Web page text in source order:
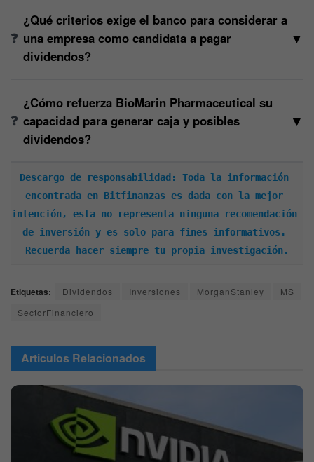
¿Qué criterios exige el banco para considerar a
una empresa como candidata a pagar
dividendos?
▼
¿Cómo refuerza BioMarin Pharmaceutical su
capacidad para generar caja y posibles
dividendos?
▼
Descargo de responsabilidad: Toda la información
encontrada en Bitfinanzas es dada con la mejor
intención, esta no representa ninguna recomendación
de inversión y es solo para fines informativos.
Recuerda hacer siempre tu propia investigación.
Etiquetas: Dividendos Inversiones MorganStanley
MS
SectorFinanciero
Articulos Relacionados